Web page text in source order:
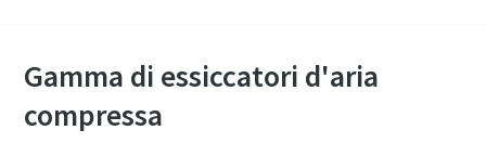
Gamma di essiccatori d'aria
compressa